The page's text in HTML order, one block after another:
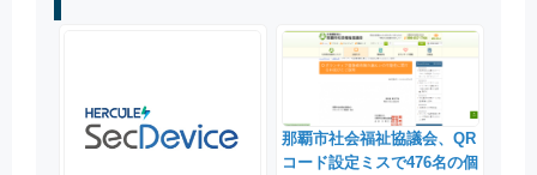
那覇市社会福祉協議会、QR
コード設定ミスで476名の個